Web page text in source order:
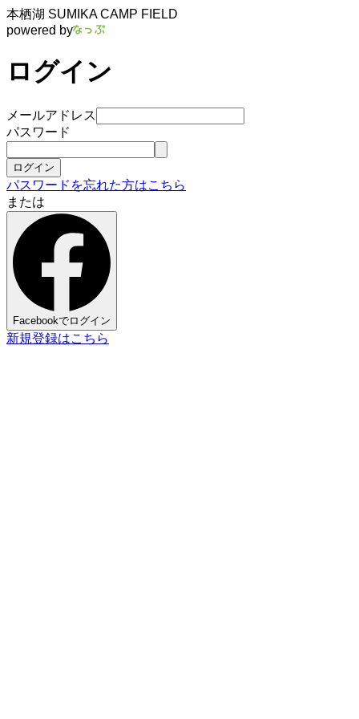
本栖湖 SUMIKA CAMP FIELD
powered by
ログイン
メールアドレス
パスワード
ログイン
パスワードを忘れた方はこちら
または
Facebookでログイン
新規登録はこちら